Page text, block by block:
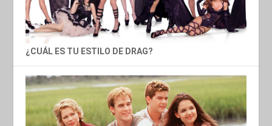
¿CUÁL ES TU ESTILO DE DRAG?